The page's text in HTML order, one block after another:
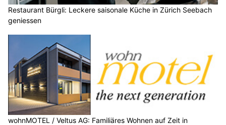
Restaurant Bürgli: Leckere saisonale Küche in Zürich Seebach
geniessen
wohnMOTEL / Veltus AG: Familiäres Wohnen auf Zeit in